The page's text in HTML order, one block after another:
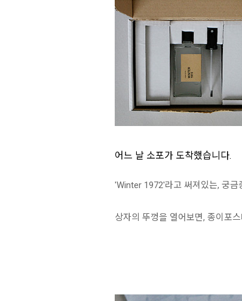
어느 날 소포가 도착했습니다.
'Winter 1972'라고 써져있는, 궁금
상자의 뚜껑을 열어보면, 종이포